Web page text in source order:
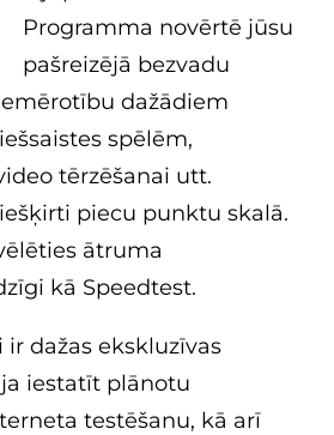
Programma novērtē jūsu
pašreizējā bezvadu
dažādiem
spēlēm,
tērzēšanai utt.
piecu punktu skalā.
ātruma
kā Speedtest.
dažas ekskluzīvas
iestatīt plānotu
testēšanu, kā arī